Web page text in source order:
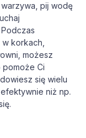
pij wodę
korkach,
możesz
pomoże Ci
się wielu
niż np.